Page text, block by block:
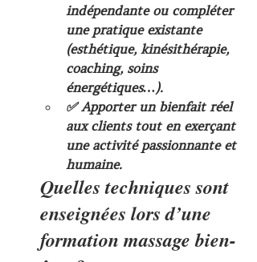
indépendante ou compléter
une pratique existante
(esthétique, kinésithérapie,
coaching, soins
énergétiques…).
✅ Apporter un bienfait réel
aux clients tout en exerçant
une activité passionnante et
humaine.
Quelles techniques sont
enseignées lors d’une
formation massage bien-